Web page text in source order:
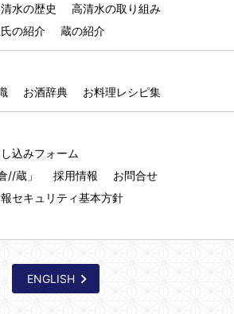
水の歴史
高清水の取り組み
の紹介 蔵の紹介
お酒辞典 お料理レシピ集
込みフォーム
//蔵」
採用情報
お問合せ
セキュリティ基本方針
ENGLISH